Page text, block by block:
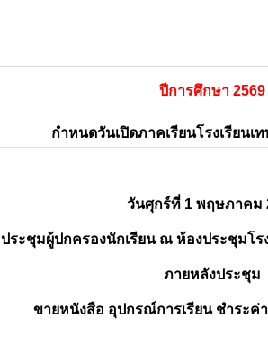
ปีการศึกษา 2569
กำหนดวันเปิดภาคเรียนโรงเรียน
วันศุกร์ที่ 1 พฤษภาคม
ประชุมผู้ปกครองนักเรียน ณ ห้องประชุมโรง
ภายหลังประชุม
ขายหนังสือ อุปกรณ์การเรียน ชำระค่